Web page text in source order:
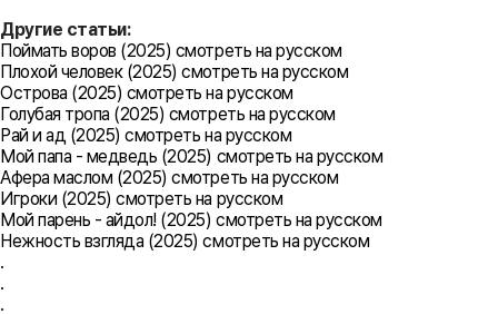
Другие статьи:
Поймать воров (2025) смотреть на русском
Плохой человек (2025) смотреть на русском
Острова (2025) смотреть на русском
Голубая тропа (2025) смотреть на русском
Рай и ад (2025) смотреть на русском
Мой папа - медведь (2025) смотреть на русском
Афера маслом (2025) смотреть на русском
Игроки (2025) смотреть на русском
Мой парень - айдол! (2025) смотреть на русском
Нежность взгляда (2025) смотреть на русском
.
.
.